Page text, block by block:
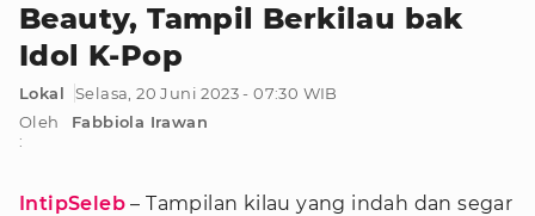
Beauty, Tampil Berkilau bak
Idol K-Pop
Lokal
Selasa, 20 Juni 2023 - 07:30 WIB
Oleh
:
Fabbiola Irawan
IntipSeleb – Tampilan kilau yang indah dan segar